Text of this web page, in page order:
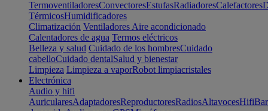
TermoventiladoresConvectoresEstufasRadiadoresCalefactores
TérmicosHumidificadores
Climatización Ventiladores Aire acondicionado
Calentadores de agua Termos eléctricos
Belleza y salud Cuidado de los hombresCuidado
cabelloCuidado dentalSalud y bienestar
Limpieza Limpieza a vaporRobot limpiacristales
Electrónica
Audio y hifi
AuricularesAdaptadoresReproductoresRadiosAltavocesHifi